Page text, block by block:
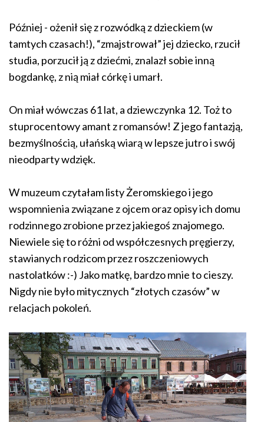
Później - ożenił się z rozwódką z dzieckiem (w
tamtych czasach!), “zmajstrował” jej dziecko, rzucił
studia, porzucił ją z dziećmi, znalazł sobie inną
bogdankę, z nią miał córkę i umarł.
On miał wówczas 61 lat, a dziewczynka 12. Toż to
stuprocentowy amant z romansów! Z jego fantazją,
bezmyślnością, ułańską wiarą w lepsze jutro i swój
nieodparty wdzięk.
W muzeum czytałam listy Żeromskiego i jego
wspomnienia związane z ojcem oraz opisy ich domu
rodzinnego zrobione przez jakiegoś znajomego.
Niewiele się to różni od współczesnych pręgierzy,
stawianych rodzicom przez roszczeniowych
nastolatków :-) Jako matkę, bardzo mnie to cieszy.
Nigdy nie było mitycznych “złotych czasów” w
relacjach pokoleń.